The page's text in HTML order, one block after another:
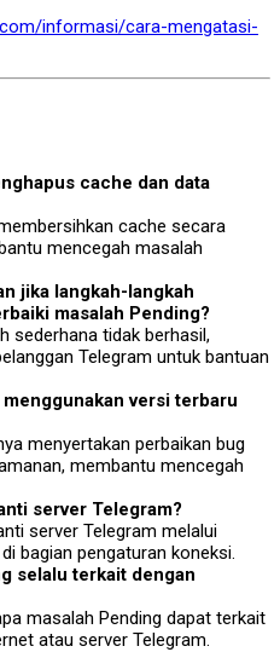
informasi/cara-mengatasi-
cache dan data
cache secara
mencegah masalah
jika langkah-langkah
masalah Pending?
sederhana tidak berhasil,
Telegram untuk bantuan
versi terbaru
menyertakan perbaikan bug
membantu mencegah
server Telegram?
server Telegram melalui
bagian pengaturan koneksi.
selalu terkait dengan
masalah Pending dapat terkait
atau server Telegram.